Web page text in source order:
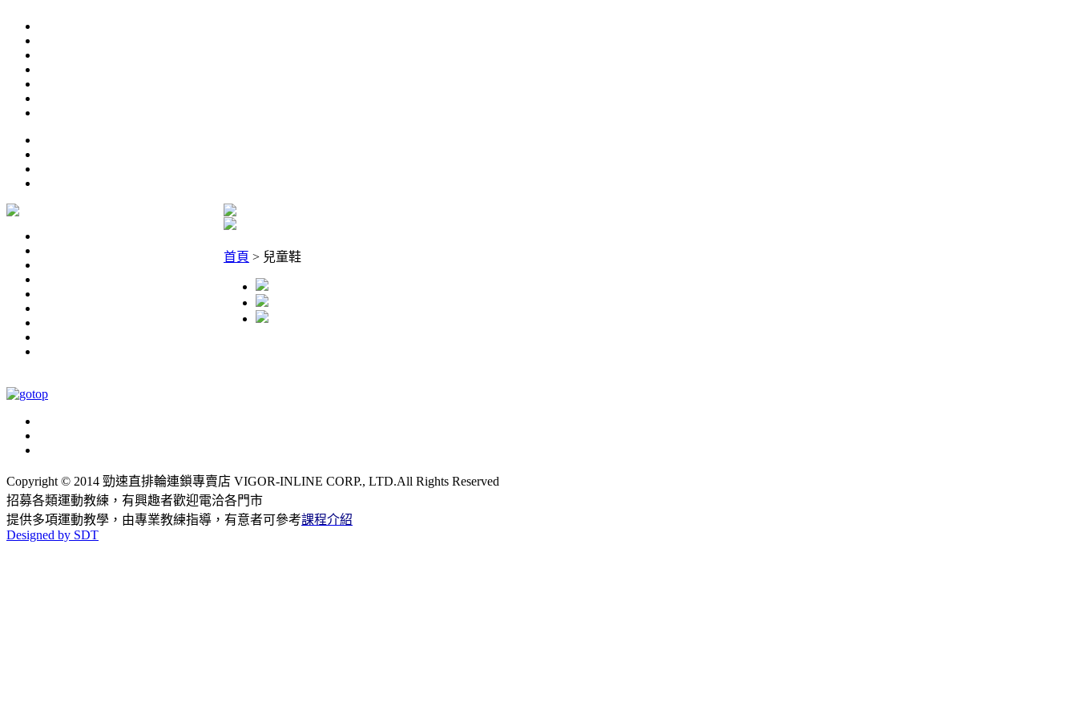
首頁 > 兒童鞋
Copyright © 2014 勁速直排輪連鎖專賣店 VIGOR-INLINE CORP., LTD.All Rights Reserved
招募各類運動教練，有興趣者歡迎電洽各門市
提供多項運動教學，由專業教練指導，有意者可參考課程介紹
Designed by SDT